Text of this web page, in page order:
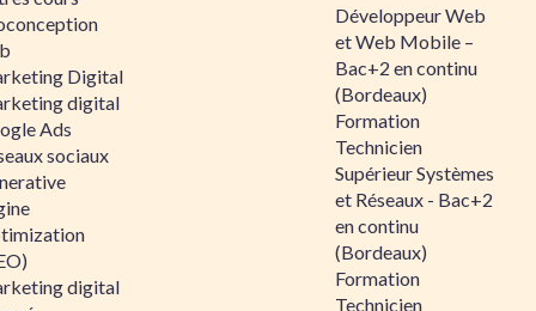
Digital
digital
Ads
sociaux
digital
Développeur Web
et Web Mobile –
Bac+2 en continu
(Bordeaux)
Formation
Technicien
Supérieur Systèmes
et Réseaux - Bac+2
en continu
(Bordeaux)
Formation
Technicien